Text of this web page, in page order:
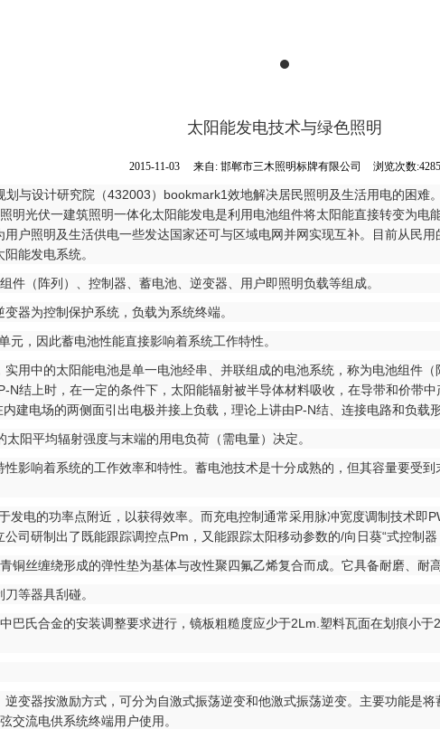
太阳能发电技术与绿色照明
2015-11-03 来自: 邯郸市三木照明标牌有限公司 浏览次数:4285
与设计研究院（432003）bookmark1效地解决居民照明及生活用电的困
明光伏一建筑照明一体化太阳能发电是利用电池组件将太阳能直接转变为
户照明及生活供电一些发达国家还可与区域电网并网实现互补。目前从民
能发电系统。
阵列）、控制器、蓄电池、逆变器、用户即照明负载等组成。
为控制保护系统，负载为系统终端。
因此蓄电池性能直接影响着系统工作特性。
中的太阳能电池是单一电池经串、并联组成的电池系统，称为电池组件（
结上时，在一定的条件下，太阳能辐射被半导体材料吸收，在导带和价带
建电场的两侧面引出电极并接上负载，理论上讲由P-N结、连接电路和负载
平均辐射强度与末端的用电负荷（需电量）决定。
响着系统的工作效率和特性。蓄电池技术是十分成熟的，但其容量要受到
的功率点附近，以获得效率。而充电控制通常采用脉冲宽度调制技术即
司研制出了既能跟踪调控点Pm，又能跟踪太阳移动参数的/向日葵“式控制
缠绕形成的弹性垫为基体与改性聚四氟乙烯复合而成。它具备耐磨、耐
等器具刮碰。
合金的安装调整要求进行，镜板粗糙度应少于2Lm.塑料瓦面在划痕小于
器按激励方式，可分为自激式振荡逆变和他激式振荡逆变。主要功能是将
交流电供系统终端用户使用。